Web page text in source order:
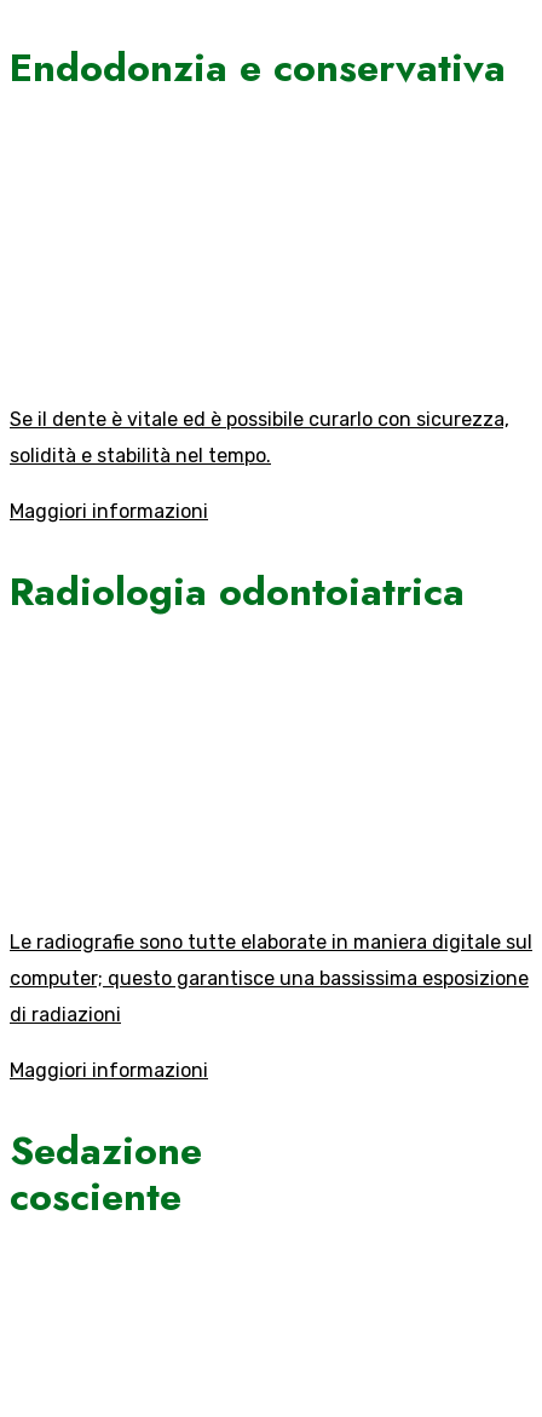
Endodonzia e conservativa
Se il dente è vitale ed è possibile curarlo con sicurezza,
solidità e stabilità nel tempo.
Maggiori informazioni
Radiologia odontoiatrica
Le radiografie sono tutte elaborate in maniera digitale sul
computer; questo garantisce una bassissima esposizione
di radiazioni
Maggiori informazioni
Sedazione
cosciente